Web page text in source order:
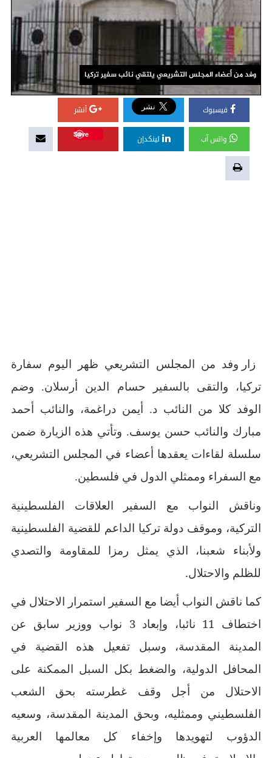
وفد من أعضاء المجلس التشريعي يلتقي نائب سفير تركيا
فيسبوك أنشر
واتس آب لينكدإن
Save
زار وفد من المجلس التشريعي ظهر اليوم سفارة
تركيا، والتقى بالسفير حسام الدين أرسلان. وضم
الوفد كلا من النائب د. أيمن دراغمة، والنائب أحمد
مبارك والنائب حسن يوسف. وتأتي هذه الزيارة ضمن
سلسلة لقاءات يعقدها أعضاء في المجلس التشريعي،
مع السفراء وممثلي الدول في فلسطين.
وناقش النواب مع السفير العلاقات الفلسطينية
التركية، وموقف دولة تركيا الداعم للقضية الفلسطينية
ولأبناء شعبنا، الذي يمثل رمزا للمقاومة والتصدي
للظلم والاحتلال.
كما ناقش النواب أيضا مع السفير استمرار الاحتلال في
اختطاف 11 نائبا، وإبعاد 3 نواب ووزير سابق عن
المدينة المقدسة، وسبل تفعيل هذه القضية في
المحافل الدولية، والضغط بكل السبل الممكنة على
الاحتلال من أجل وقف غطرسته بحق الشعب
الفلسطيني وممثليه، وبحق المدينة المقدسة، وسعيه
الدؤوب لتهويدها وإخفاء كل معالمها العربية